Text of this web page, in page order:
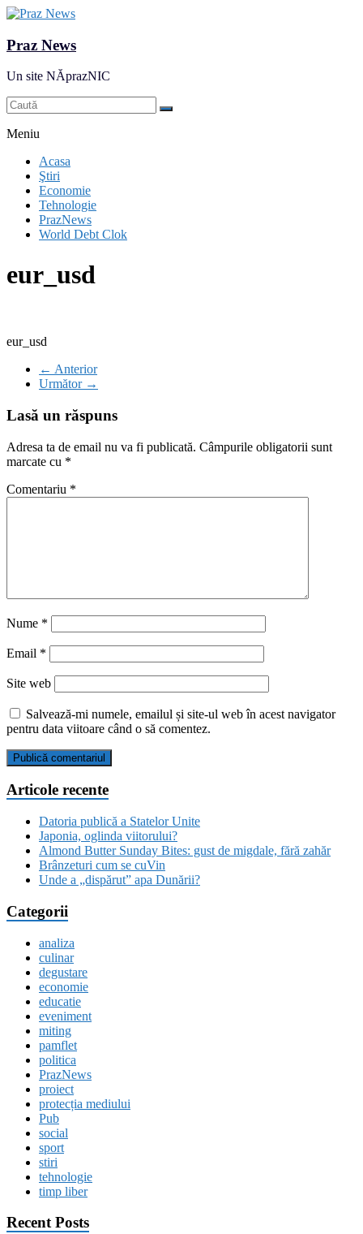
Praz News
Un site NĂprazNIC
Meniu
Acasa
Ştiri
Economie
Tehnologie
PrazNews
World Debt Clok
eur_usd
eur_usd
← Anterior
Următor →
Lasă un răspuns
Adresa ta de email nu va fi publicată. Câmpurile obligatorii sunt
marcate cu *
Comentariu *
Nume *
Email *
Site web
Salvează-mi numele, emailul și site-ul web în acest navigator
pentru data viitoare când o să comentez.
Articole recente
Datoria publică a Statelor Unite
Japonia, oglinda viitorului?
Almond Butter Sunday Bites: gust de migdale, fără zahăr
Brânzeturi cum se cuVin
Unde a „dispărut” apa Dunării?
Categorii
analiza
culinar
degustare
economie
educatie
eveniment
miting
pamflet
politica
PrazNews
proiect
protecția mediului
Pub
social
sport
stiri
tehnologie
timp liber
Recent Posts